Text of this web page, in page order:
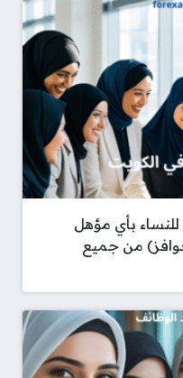
بأي مؤهل
وحوافز) من جميع